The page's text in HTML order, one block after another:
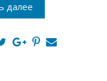
далее